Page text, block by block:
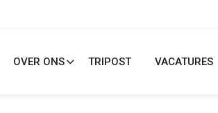
OVER ONS TRIPOST VACATURES